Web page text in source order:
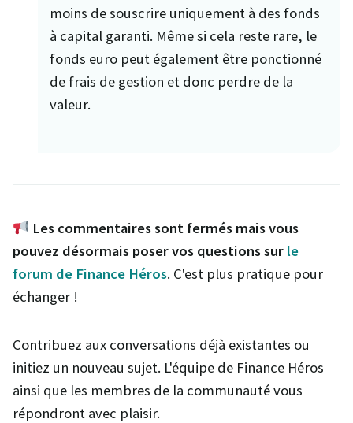
moins de souscrire uniquement à des fonds
à capital garanti. Même si cela reste rare, le
fonds euro peut également être ponctionné
de frais de gestion et donc perdre de la
valeur.
Les commentaires sont fermés mais vous
pouvez désormais poser vos questions sur le
forum de Finance Héros. C'est plus pratique pour
échanger !
Contribuez aux conversations déjà existantes ou
initiez un nouveau sujet. L'équipe de Finance Héros
ainsi que les membres de la communauté vous
répondront avec plaisir.